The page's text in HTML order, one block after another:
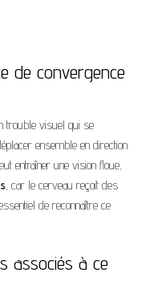
de convergence
trouble visuel qui se
ensemble en direction
entraîner une vision floue,
, car le cerveau reçoit des
de reconnaître ce
associés à ce